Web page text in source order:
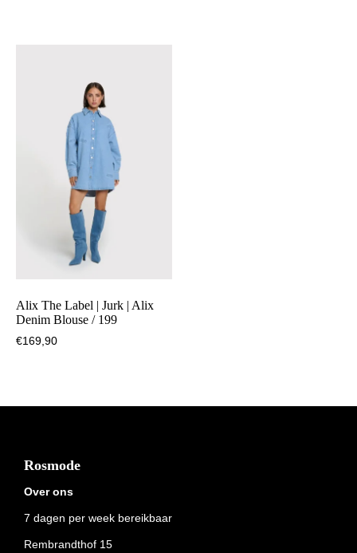
Alix The Label | Jurk | Alix
Denim Blouse / 199
€169,90
Footer
Rosmode
Over ons
7 dagen per week bereikbaar
Rembrandthof 15